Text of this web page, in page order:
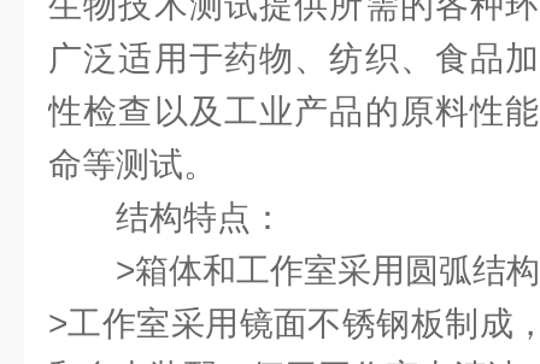
广泛适用于药物、纺织、食品
性检查以及工业产品的原料性
命等测试。
结构特点：
>箱体和工作室采用圆弧结
>工作室采用镜面不锈钢板制成